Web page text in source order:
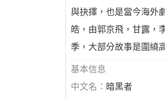
與抉擇，也是當今海外
皓，由郭京飛，甘露，
季，大部分故事是圍繞
基本信息
中文名： 暗黑者